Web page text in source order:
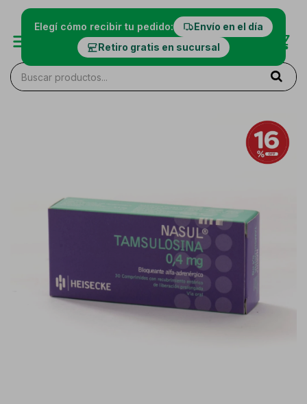
Elegí cómo recibir tu pedido:
Envío en el día
Retiro gratis en sucursal